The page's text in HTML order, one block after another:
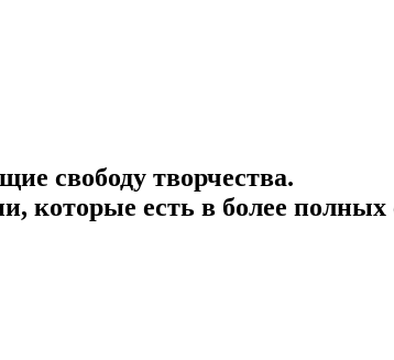
свободу творчества.
которые есть в более